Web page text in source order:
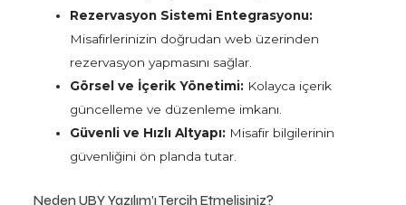
Rezervasyon Sistemi Entegrasyonu:
Misafirlerinizin doğrudan web üzerinden
rezervasyon yapmasını sağlar.
Görsel ve İçerik Yönetimi: Kolayca içerik
güncelleme ve düzenleme imkanı.
Güvenli ve Hızlı Altyapı: Misafir bilgilerinin
güvenliğini ön planda tutar.
Neden UBY Yazılım’ı Tercih Etmelisiniz?